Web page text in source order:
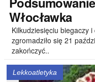
Włocławka
Kilkudziesięciu biegaczy i
zgromadziło się 21
zakończyć..
Lekkoatletyka